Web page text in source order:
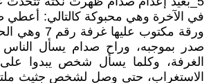
في الآخرة وهي محبوكة كالتالي: أعطي
ورقة مكتوب
صدر بموجبه، وراح صدام يسأل
الغرفة، وكلما يسأل شخص يبدوا
الاستغراب، حتى وصل لشخص جثيث